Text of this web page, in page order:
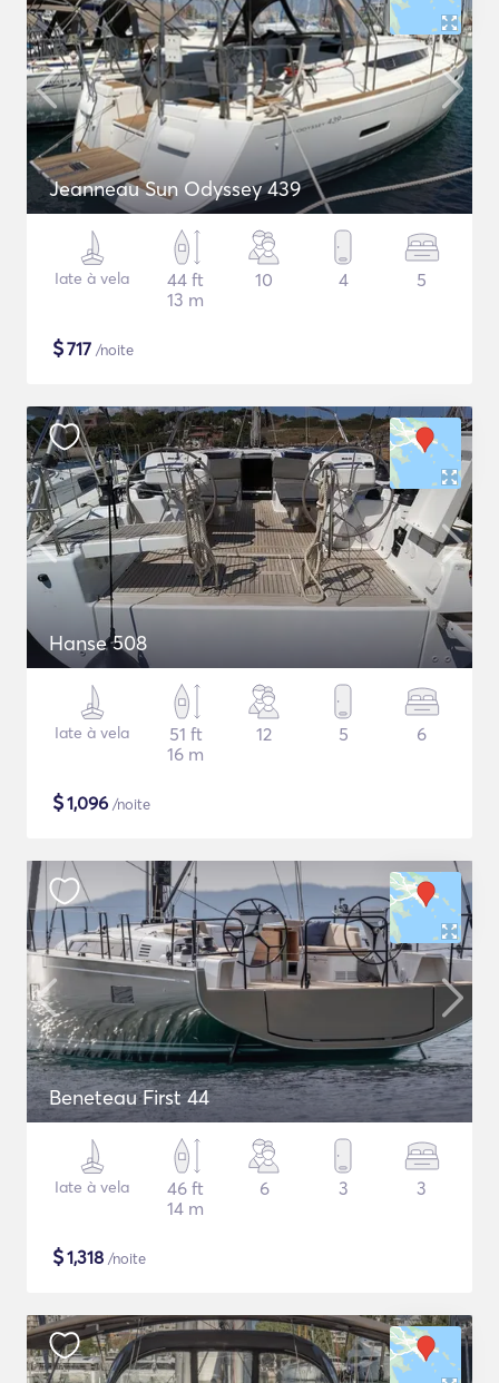
Jeanneau Sun Odyssey 439
Iate à vela
44 ft
13 m
10 4 5
$717 /noite
Hanse 508
Iate à vela
51 ft
16 m
12 5 6
$1,096 /noite
Beneteau First 44
Iate à vela
46 ft
14 m
6 3 3
$1,318 /noite